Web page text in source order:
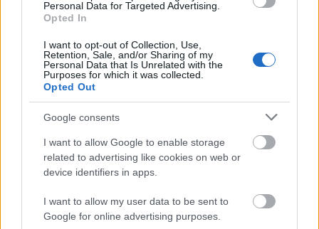
Personal Data for Targeted Advertising.
Opted In
I want to opt-out of Collection, Use,
Retention, Sale, and/or Sharing of my
Personal Data that Is Unrelated with the
Purposes for which it was collected.
Opted Out
Google consents
I want to allow Google to enable storage
related to advertising like cookies on web or
device identifiers in apps.
I want to allow my user data to be sent to
Google for online advertising purposes.
Διαβάζονται αυτή τη στιγμή
Μεταβιβάσεις ακινήτων: Στο σκάνερ χιλιάδες
συμβόλαια του 2025 για το πιστοποιητικό
ΕΝΦΙΑ
Σήμερα το κρίσιμο ραντεβού στο Μέγαρο
Μαξίμου για τη βιομηχανία